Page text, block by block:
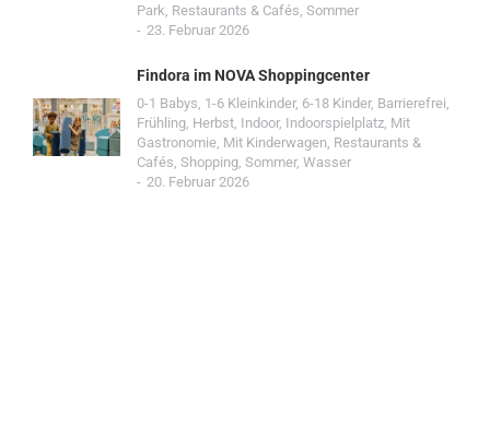
Park, Restaurants & Cafés, Sommer
23. Februar 2026
Findora im NOVA Shoppingcenter
0-1 Babys, 1-6 Kleinkinder, 6-18 Kinder, Barrierefrei,
Frühling, Herbst, Indoor, Indoorspielplatz, Mit
Gastronomie, Mit Kinderwagen, Restaurants &
Cafés, Shopping, Sommer, Wasser
20. Februar 2026